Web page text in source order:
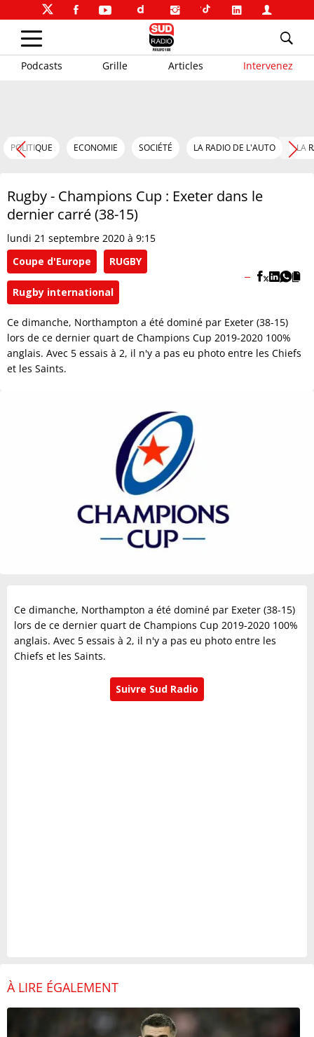
Podcasts Grille Articles Intervenez
POLITIQUE ECONOMIE SOCIÉTÉ LA RADIO DE L'AUTO LA
Rugby - Champions Cup : Exeter dans le
dernier carré (38-15)
lundi 21 septembre 2020 à 9:15
Coupe d'Europe
RUGBY
Rugby international
Ce dimanche, Northampton a été dominé par Exeter (38-15)
lors de ce dernier quart de Champions Cup 2019-2020 100%
anglais. Avec 5 essais à 2, il n'y a pas eu photo entre les Chiefs
et les Saints.
Ce dimanche, Northampton a été dominé par Exeter (38-15)
lors de ce dernier quart de Champions Cup 2019-2020 100%
anglais. Avec 5 essais à 2, il n'y a pas eu photo entre les
Chiefs et les Saints.
Suivre Sud Radio
À LIRE ÉGALEMENT